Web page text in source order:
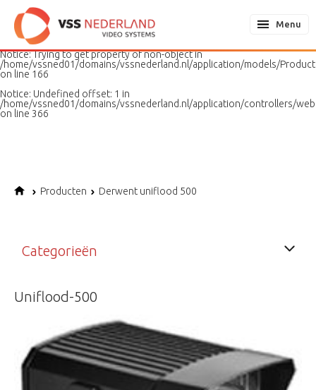
Notice: Undefined variable: page in
/home/vssned01/domains/vssnederland.nl/application/models/
on line
187
Notice: Trying to get property of non-object in
/home/vssned01/domains/vssnederland.nl/application/models/
on line 166
Notice: Undefined offset: 1 in
/home/vssned01/domains/vssnederland.nl/application/controllers/
on line 366
Menu
Producten Derwent uniflood 500
Categorieën
Uniflood-500